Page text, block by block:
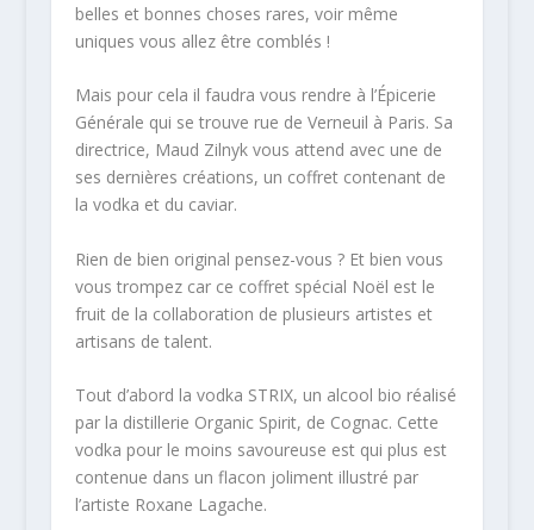
belles et bonnes choses rares, voir même
uniques vous allez être comblés !
Mais pour cela il faudra vous rendre à l’Épicerie
Générale qui se trouve rue de Verneuil à Paris. Sa
directrice, Maud Zilnyk vous attend avec une de
ses dernières créations, un coffret contenant de
la vodka et du caviar.
Rien de bien original pensez-vous ? Et bien vous
vous trompez car ce coffret spécial Noël est le
fruit de la collaboration de plusieurs artistes et
artisans de talent.
Tout d’abord la vodka STRIX, un alcool bio réalisé
par la distillerie Organic Spirit, de Cognac. Cette
vodka pour le moins savoureuse est qui plus est
contenue dans un flacon joliment illustré par
l’artiste Roxane Lagache.